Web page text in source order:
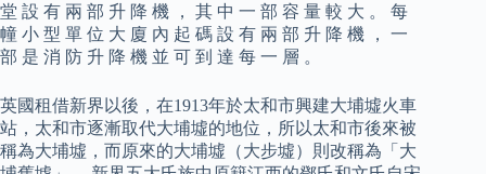
堂 設 有 兩 部 升 降 機 ， 其 中 一 部 容 量 較 大 。 每
幢 小 型 單 位 大 廈 內 起 碼 設 有 兩 部 升 降 機 ， 一
部 是 消 防 升 降 機 並 可 到 達 每 一 層 。
英國租借新界以後，在1913年於太和市興建大埔墟火車
站，太和市逐漸取代大埔墟的地位，所以太和市後來被
稱為大埔墟，而原來的大埔墟（大步墟）則改稱為「大